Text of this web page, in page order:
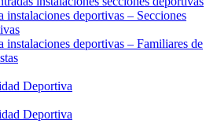
instalaciones deportivas – Secciones
instalaciones deportivas – Familiares de
Deportiva
Deportiva